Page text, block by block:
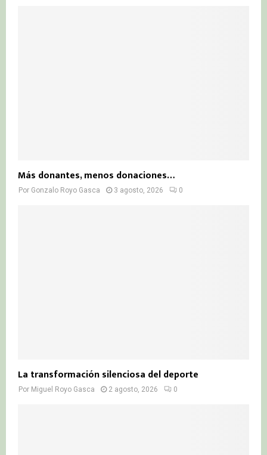
Más donantes, menos donaciones…
Por Gonzalo Royo Gasca 3 agosto, 2026 0
La transformación silenciosa del deporte
Por Miguel Royo Gasca 2 agosto, 2026 0